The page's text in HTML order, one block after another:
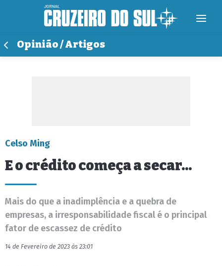
Opinião / Artigos
Celso Ming
E o crédito começa a secar...
Mais do que a inadimplência e a quebra de
empresas, a irresponsabilidade fiscal é o principal
fator de escassez de crédito
14 de Fevereiro de 2023 às 23:01